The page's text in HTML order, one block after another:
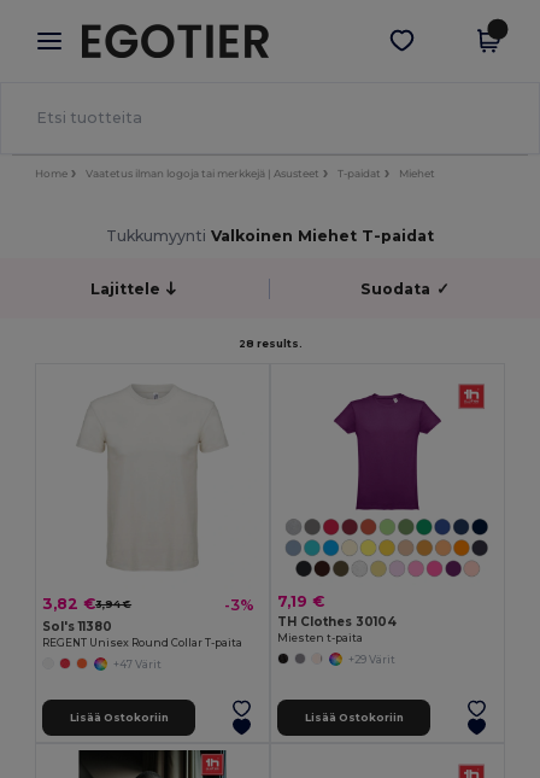
× Egotier-sovellus
Paremmat hinnat appissa!
Hae sovellus
Home Vaatetus ilman logoja tai merkkejä | Asusteet T-paidat Miehet
Tukkumyynti Valkoinen Miehet T-paidat
Lajittele Suodata ✓
28 results.
3,82 €3,94 € -3%
Sol's 11380
REGENT Unisex Round Collar T-paita
+47 Värit
Lisää Ostokoriin
7,19 €
TH Clothes 30104
Miesten t-paita
+29 Värit
Lisää Ostokoriin